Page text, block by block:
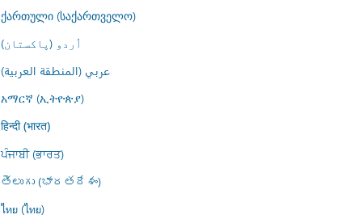
ქართული (საქართველო)
اُردو (پاکستان)
عربي (المنطقة العربية)
አማርኛ (ኢትዮጵያ)
हिन्दी (भारत)
ਪੰਜਾਬੀ (ਭਾਰਤ)
తెలుగు (భారతదేశం)
ไทย (ไทย)